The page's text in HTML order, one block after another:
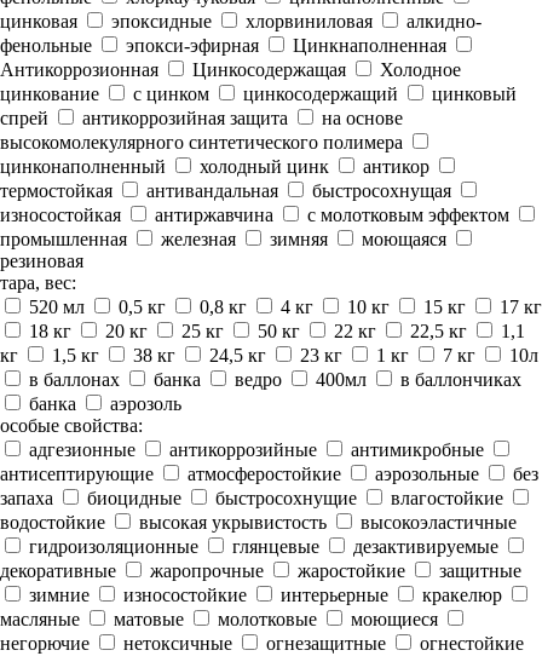
цинковая
эпоксидные хлорвиниловая
алкидно-
фенольные
эпокси-эфирная
Цинкнаполненная
Антикоррозионная
Цинкосодержащая
Холодное
цинкование
с цинком цинкосодержащий
цинковый
спрей
антикоррозийная защита
на основе
высокомолекулярного синтетического полимера
цинконаполненный
холодный цинк
антикор
термостойкая
антивандальная
быстросохнущая
износостойкая
антиржавчина
с молотковым эффектом
промышленная
железная зимняя
моющаяся
резиновая
тара, вес:
520 мл
0,5 кг 0,8 кг 4 кг 10 кг 15 кг
17 кг
18 кг
20 кг 25 кг 50 кг 22 кг 22,5 кг
1,1
кг
1,5 кг 38 кг 24,5 кг 23 кг 1 кг 7 кг
10л
в баллонах
банка ведро 400мл
в баллончиках
банка
аэрозоль
особые свойства:
адгезионные
антикоррозийные
антимикробные
антисептирующие
атмосферостойкие аэрозольные
без
запаха
биоцидные быстросохнущие
влагостойкие
водостойкие
высокая укрывистость
высокоэластичные
гидроизоляционные
глянцевые
дезактивируемые
декоративные
жаропрочные жаростойкие
защитные
зимние
износостойкие интерьерные
кракелюр
масляные
матовые молотковые
моющиеся
негорючие
нетоксичные огнезащитные
огнестойкие